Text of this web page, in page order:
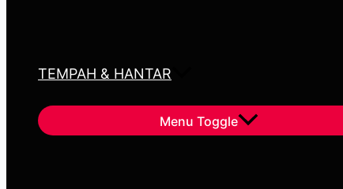
TEMPAH & HANTAR
Menu Toggle